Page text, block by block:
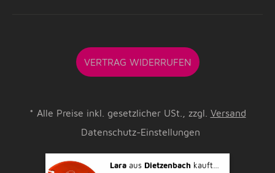
VERTRAG WIDERRUFEN
* Alle Preise inkl. gesetzlicher USt., zzgl. Versand
Datenschutz-Einstellungen
Lara aus Dietzenbach kaufte gerade